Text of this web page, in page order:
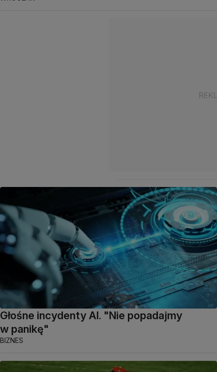
Głośne incydenty AI. "Nie popadajmy
w panikę"
BIZNES